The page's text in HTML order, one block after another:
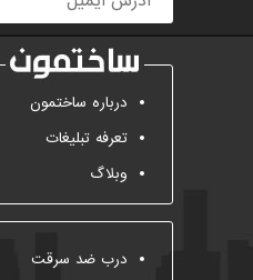
درباره ساختمون
تعرفه تبلیغات
وبلاگ
درب ضد سرقت